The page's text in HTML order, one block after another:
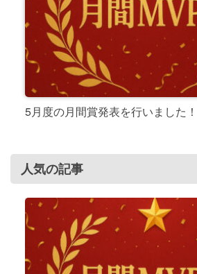
5月度の月間賞発表を行いました！
人気の記事